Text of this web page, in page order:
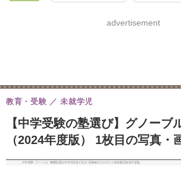
8月開催学校説明会・相談会
advertisement
【中学受験の塾選び】グノーブ
（2024年度版） 1枚目の写真・
教育・受験 未就学児